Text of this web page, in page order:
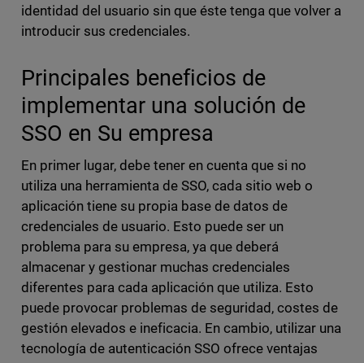
identidad del usuario sin que éste tenga que volver a
introducir sus credenciales.
Principales beneficios de
implementar una solución de
SSO en Su empresa
En primer lugar, debe tener en cuenta que si no
utiliza una herramienta de SSO, cada sitio web o
aplicación tiene su propia base de datos de
credenciales de usuario. Esto puede ser un
problema para su empresa, ya que deberá
almacenar y gestionar muchas credenciales
diferentes para cada aplicación que utiliza. Esto
puede provocar problemas de seguridad, costes de
gestión elevados e ineficacia. En cambio, utilizar una
tecnología de autenticación SSO ofrece ventajas